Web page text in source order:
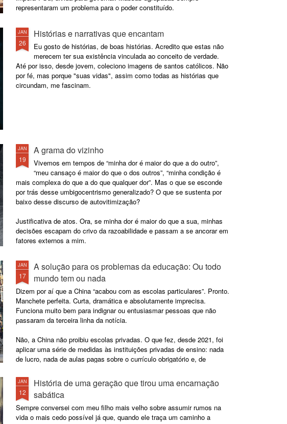
representaram um problema para o poder constituído.
JAN
26
Histórias e narrativas que encantam
Eu gosto de histórias, de boas histórias. Acredito que estas não
merecem ter sua existência vinculada ao conceito de verdade.
Até por isso, desde jovem, coleciono imagens de santos católicos. Não
por fé, mas porque "suas vidas", assim como todas as histórias que
circundam, me fascinam.
JAN
19
A grama do vizinho
Vivemos em tempos de “minha dor é maior do que a do outro”,
“meu cansaço é maior do que o dos outros”, “minha condição é
mais complexa do que a do que qualquer dor”. Mas o que se esconde
por trás desse umbigocentrismo generalizado? O que se sustenta por
baixo desse discurso de autovitimização?
Justificativa de atos. Ora, se minha dor é maior do que a sua, minhas
decisões escapam do crivo da razoabilidade e passam a se ancorar em
fatores externos a mim.
JAN
17
A solução para os problemas da educação: Ou todo
mundo tem ou nada
Dizem por aí que a China “acabou com as escolas particulares”. Pronto.
Manchete perfeita. Curta, dramática e absolutamente imprecisa.
Funciona muito bem para indignar ou entusiasmar pessoas que não
passaram da terceira linha da notícia.
Não, a China não proibiu escolas privadas. O que fez, desde 2021, foi
aplicar uma série de medidas às instituições privadas de ensino: nada
de lucro, nada de aulas pagas sobre o currículo obrigatório e, de
JAN
12
História de uma geração que tirou uma encarnação
sabática
Sempre conversei com meu filho mais velho sobre assumir rumos na
vida o mais cedo possível já que, quando ele traça um caminho a